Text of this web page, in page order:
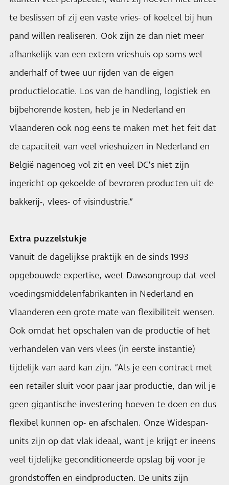
te beslissen of zij een vaste vries- of koelcel bij hun
pand willen realiseren. Ook zijn ze dan niet meer
afhankelijk van een extern vrieshuis op soms wel
anderhalf of twee uur rijden van de eigen
productielocatie. Los van de handling, logistiek en
bijbehorende kosten, heb je in Nederland en
Vlaanderen ook nog eens te maken met het feit dat
de capaciteit van veel vrieshuizen in Nederland en
België nagenoeg vol zit en veel DC’s niet zijn
ingericht op gekoelde of bevroren producten uit de
bakkerij-, vlees- of visindustrie.”
Extra puzzelstukje
Vanuit de dagelijkse praktijk en de sinds 1993
opgebouwde expertise, weet Dawsongroup dat veel
voedingsmiddelenfabrikanten in Nederland en
Vlaanderen een grote mate van flexibiliteit wensen.
Ook omdat het opschalen van de productie of het
verhandelen van vers vlees (in eerste instantie)
tijdelijk van aard kan zijn. “Als je een contract met
een retailer sluit voor paar jaar productie, dan wil je
geen gigantische investering hoeven te doen en dus
flexibel kunnen op- en afschalen. Onze Widespan-
units zijn op dat vlak ideaal, want je krijgt er ineens
veel tijdelijke geconditioneerde opslag bij voor je
grondstoffen en eindproducten. De units zijn